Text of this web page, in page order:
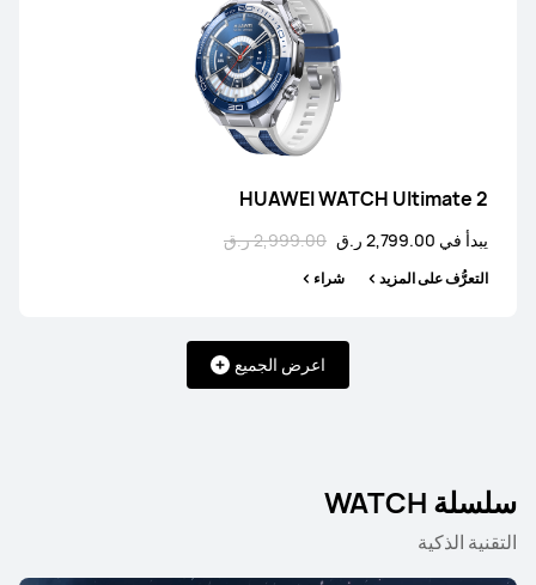
HUAWEI WATCH Ultimate 2
يبدأ في 2,799.00 ر.ق 2,999.00 ر.ق
التعرُّف على المزيد شراء
اعرض الجميع
سلسلة WATCH
التقنية الذكية